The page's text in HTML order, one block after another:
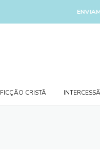
ENVIAMOS
FICÇÃO CRISTÃ